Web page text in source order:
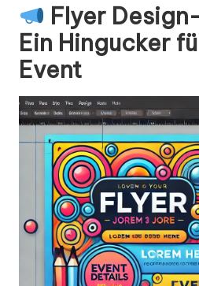
Flyer
Ein Hingucker
Event